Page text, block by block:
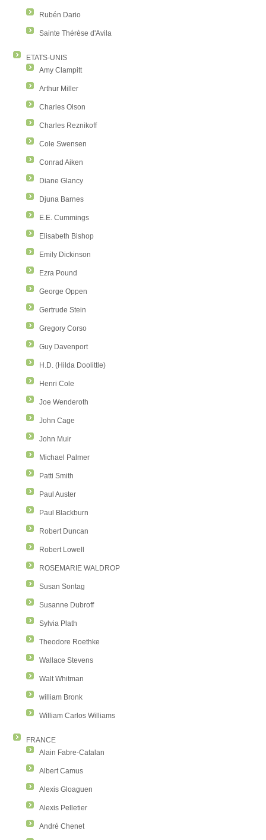
Rubén Dario
Sainte Thérèse d'Avila
ETATS-UNIS
Amy Clampitt
Arthur Miller
Charles Olson
Charles Reznikoff
Cole Swensen
Conrad Aiken
Diane Glancy
Djuna Barnes
E.E. Cummings
Elisabeth Bishop
Emily Dickinson
Ezra Pound
George Oppen
Gertrude Stein
Gregory Corso
Guy Davenport
H.D. (Hilda Doolittle)
Henri Cole
Joe Wenderoth
John Cage
John Muir
Michael Palmer
Patti Smith
Paul Auster
Paul Blackburn
Robert Duncan
Robert Lowell
ROSEMARIE WALDROP
Susan Sontag
Susanne Dubroff
Sylvia Plath
Theodore Roethke
Wallace Stevens
Walt Whitman
william Bronk
William Carlos Williams
FRANCE
Alain Fabre-Catalan
Albert Camus
Alexis Gloaguen
Alexis Pelletier
André Chenet